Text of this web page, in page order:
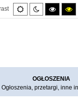
Default
mode
Night
mode
High
OGŁOSZENIA
Ogłoszenia, przetargi, inne